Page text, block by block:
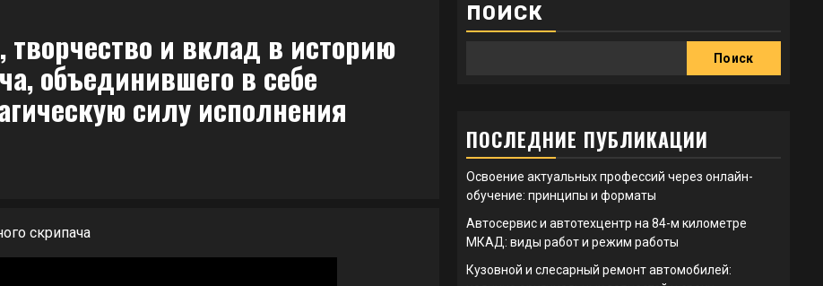
и вклад в историю
объединившего в себе
силу исполнения
ПОИСК
Поиск
ПОСЛЕДНИЕ ПУБЛИКАЦИИ
Освоение актуальных профессий через онлайн-
обучение: принципы и форматы
Автосервис и автотехцентр на 84-м километре
МКАД: виды работ и режим работы
Кузовной и слесарный ремонт автомобилей: